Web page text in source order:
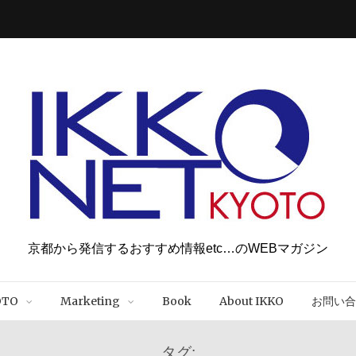
京都から発信するおすすめ情報etc…のWEBマガジン
Marketing Book About IKKO お問い
タグ: